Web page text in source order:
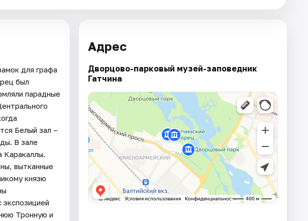
для графа
был
парадные
Белый зал –
В зале
Каракаллы.
вытканные
князю
Тронную и
Адрес
Дворцово-парковый музей-заповедник
Гатчина